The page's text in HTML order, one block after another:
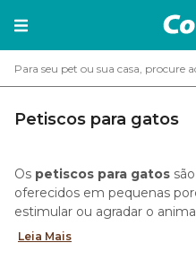
Petiscos para gatos
Os petiscos para gatos
oferecidos em pequenas
estimular ou agradar o
Leia Mais